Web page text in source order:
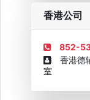
企业诚信
香港公司
852-
香港德
室